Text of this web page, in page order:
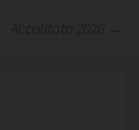
Accolitato 2026 →